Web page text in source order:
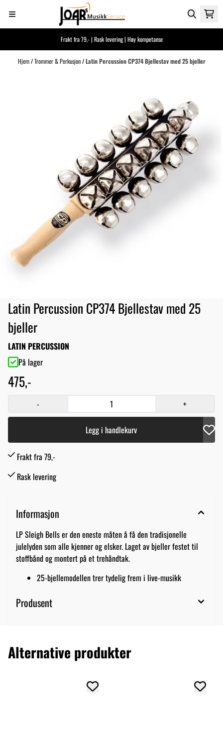
Hopp til innhold
Frakt fra 79,- | Rask levering | Høy kompetanse
Hjem/Trommer & Perkusjon/Latin Percussion CP374 Bjellestav med 25 bjeller
Latin Percussion CP374 Bjellestav med 25
bjeller
LATIN PERCUSSION
På lager
475,-
- +
Legg i handlekurv
Frakt fra 79,-
Rask levering
Informasjon
LP Sleigh Bells er den eneste måten å få den tradisjonelle
julelyden som alle kjenner og elsker. Laget av bjeller festet til
stoffbånd og montert på et trehåndtak.
25-bjellemodellen trer tydelig frem i live-musikk
Produsent
Alternative produkter